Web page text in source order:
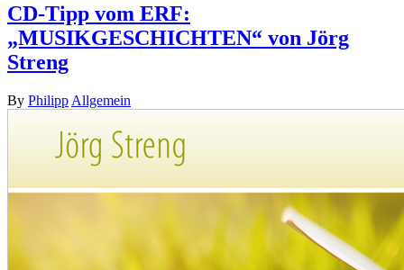
CD-Tipp vom ERF:
„MUSIKGESCHICHTEN“ von Jörg
Streng
By Philipp Allgemein